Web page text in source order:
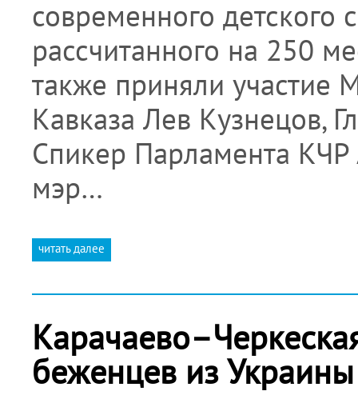
современного детского
рассчитанного на 250
также приняли участие
Кавказа Лев Кузнецов,
Спикер Парламента
мэр…
читать далее
беженцев из Украины